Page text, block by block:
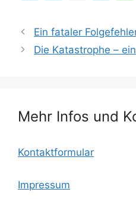
c
e
k
itt
er
ai
l
lo
o
m
Ein fataler
Die Katastrophe –
Mehr Infos und
Kontaktformular
Impressum